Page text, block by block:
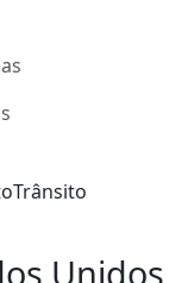
Trânsito
Unidos,